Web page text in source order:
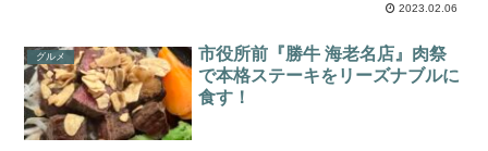
2023.02.06
グルメ
市役所前『勝牛 海老名店』肉祭
で本格ステーキをリーズナブルに
食す！